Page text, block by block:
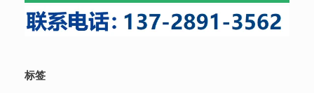
标签